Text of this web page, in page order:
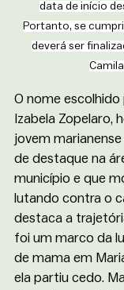
data de início
Portanto, se
deverá ser
O nome escolhido
Izabela Zopelaro,
jovem
de destaque na
município e que
lutando contra o
destaca a
foi um marco da
de mama em
ela partiu cedo.